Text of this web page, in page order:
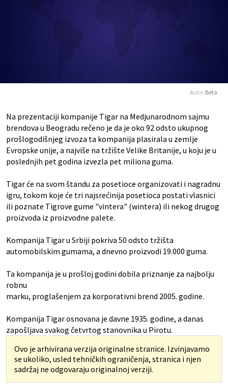
Autor:Beta
Na prezentaciji kompanije Tigar na Medjunarodnom sajmu
brendova u Beogradu rečeno je da je oko 92 odsto ukupnog
prošlogodišnjeg izvoza ta kompanija plasirala u zemlje
Evropske unije, a najviše na tržište Velike Britanije, u koju je u
poslednjih pet godina izvezla pet miliona guma.
Tigar će na svom štandu za posetioce organizovati i nagradnu
igru, tokom koje će tri najsrećinija posetioca postati vlasnici
ili poznate Tigrove gume "vintera" (wintera) ili nekog drugog
proizvoda iz proizvodne palete.
Kompanija Tigar u Srbiji pokriva 50 odsto tržišta
automobilskim gumama, a dnevno proizvodi 19.000 guma.
Ta kompanija je u prošloj godini dobila priznanje za najbolju
robnu
marku, proglašenjem za korporativni brend 2005. godine.
Kompanija Tigar osnovana je davne 1935. godine, a danas
zapošljava svakog četvrtog stanovnika u Pirotu.
Ovo je arhivirana verzija originalne stranice. Izvinjavamo
se ukoliko, usled tehničkih ograničenja, stranica i njen
sadržaj ne odgovaraju originalnoj verziji.